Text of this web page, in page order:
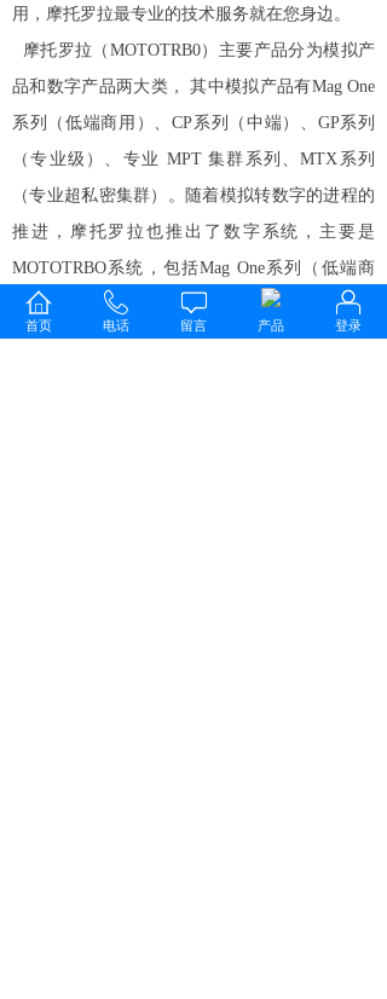
用，摩托罗拉最专业的技术服务就在您身边。
摩托罗拉（MOTOTRB0）主要产品分为模拟产
品和数字产品两大类， 其中模拟产品有Mag One
系列（低端商用）、CP系列（中端）、GP系列
（专业级）、专业 MPT 集群系列、MTX系列
（专业超私密集群）。随着模拟转数字的进程的
推进，摩托罗拉也推出了数字系统，主要是
MOTOTRBO系统，包括Mag One系列（低端商
用）升级为Mag OneD系列，CP系统的升级产品
XIR C12/26系列，P36系列，GP系统的升级产品
首页 电话 留言 产品 登录